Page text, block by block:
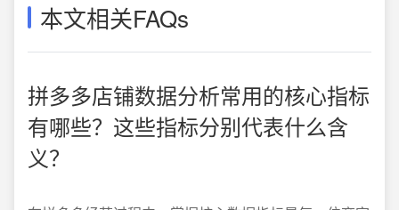
本文相关FAQs
拼多多店铺数据分析常用的核心指标
有哪些？这些指标分别代表什么含
义？